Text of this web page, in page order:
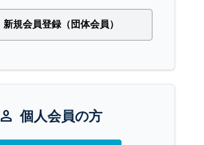
新規会員登録（団体会員）
person 個人会員の方